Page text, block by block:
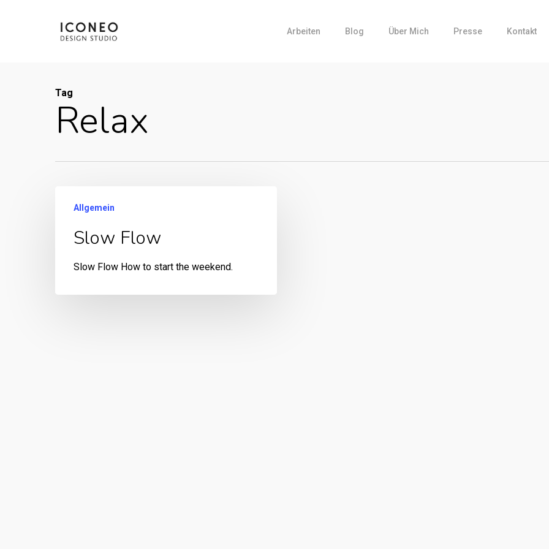
Arbeiten Blog Über Mich Presse Kontakt
Tag
Relax
Allgemein
Slow Flow
Slow Flow How to start the weekend.